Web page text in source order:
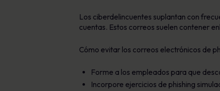
Los ciberdelincuentes suplantan con
cuentas. Estos correos suelen contener
Cómo evitar los correos electrónicos de
Forme a los empleados para que
Incorpore ejercicios de phishing